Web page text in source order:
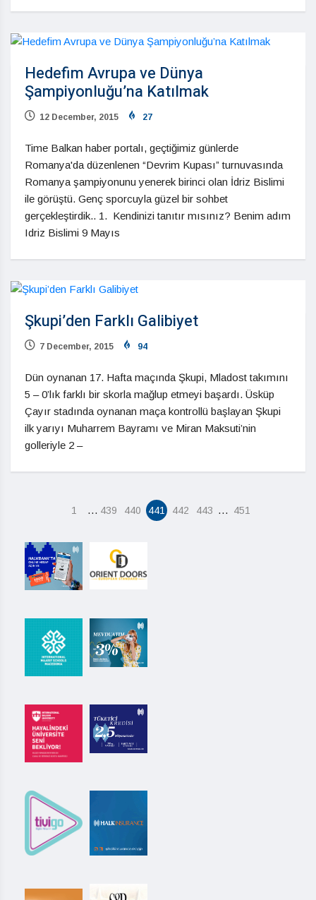
Hedefim Avrupa ve Dünya
Şampiyonluğu’na Katılmak
12 December, 2015 27
Time Balkan haber portalı, geçtiğimiz günlerde
Romanya'da düzenlenen “Devrim Kupası” turnuvasında
Romanya şampiyonunu yenerek birinci olan İdriz Bislimi
ile görüştü. Genç sporcuyla güzel bir sohbet
gerçekleştirdik.. 1. Kendinizi tanıtır mısınız? Benim adım
Idriz Bislimi 9 Mayıs
Şkupi’den Farklı Galibiyet
7 December, 2015 94
Dün oynanan 17. Hafta maçında Şkupi, Mladost takımını
5 – 0’lık farklı bir skorla mağlup etmeyi başardı. Üsküp
Çayır stadında oynanan maça kontrollü başlayan Şkupi
ilk yarıyı Muharrem Bayramı ve Miran Maksuti’nin
golleriyle 2 –
1 … 439 440 441 442 443 … 451